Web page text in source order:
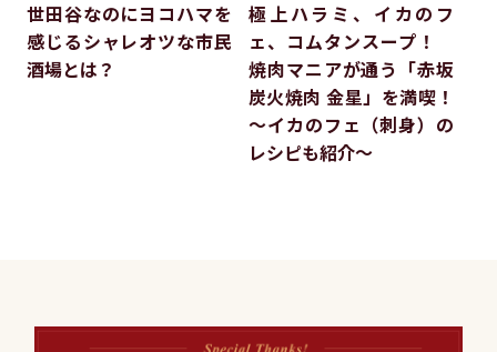
世田谷なのにヨコハマを
感じるシャレオツな市民
酒場とは？
極上ハラミ、イカのフ
ェ、コムタンスープ！
焼肉マニアが通う「赤坂
炭火焼肉 金星」を満喫！
～イカのフェ（刺身）の
レシピも紹介～